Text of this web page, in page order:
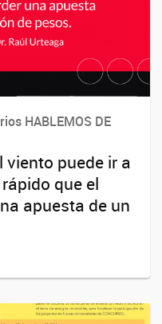
HABLEMOS DE
viento puede ir a
que el
apuesta de un